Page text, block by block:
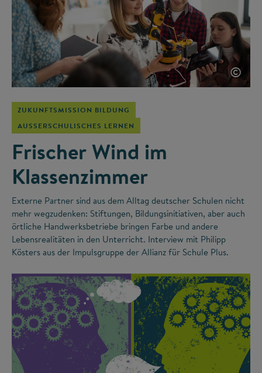
©
ZUKUNFTSMISSION BILDUNG
AUSSERSCHULISCHES LERNEN
Frischer Wind im
Klassenzimmer
Externe Partner sind aus dem Alltag deutscher Schulen nicht
mehr wegzudenken: Stiftungen, Bildungsinitiativen, aber auch
örtliche Handwerksbetriebe bringen Farbe und andere
Lebensrealitäten in den Unterricht. Interview mit Philipp
Kösters aus der Impulsgruppe der Allianz für Schule Plus.